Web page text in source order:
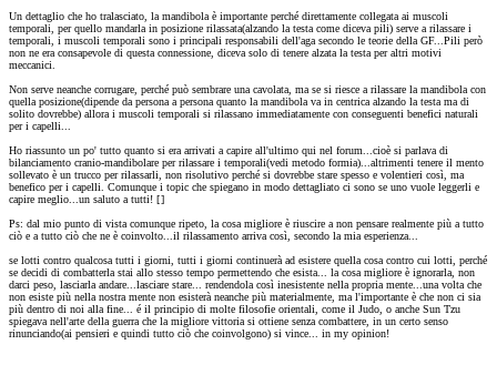
Un dettaglio che ho tralasciato, la mandibola è importante perché direttamente collegata ai muscoli
temporali, per quello mandarla in posizione rilassata(alzando la testa come diceva pili) serve a rilassare i
temporali, i muscoli temporali sono i principali responsabili dell'aga secondo le teorie della GF...Pili però
non ne era consapevole di questa connessione, diceva solo di tenere alzata la testa per altri motivi
meccanici.
Non serve neanche corrugare, perché può sembrare una cavolata, ma se si riesce a rilassare la mandibola con
quella posizione(dipende da persona a persona quanto la mandibola va in centrica alzando la testa ma di
solito dovrebbe) allora i muscoli temporali si rilassano immediatamente con conseguenti benefici naturali
per i capelli...
Ho riassunto un po' tutto quanto si era arrivati a capire all'ultimo qui nel forum...cioè si parlava di
bilanciamento cranio-mandibolare per rilassare i temporali(vedi metodo formia)...altrimenti tenere il mento
sollevato è un trucco per rilassarli, non risolutivo perché si dovrebbe stare spesso e volentieri così, ma
benefico per i capelli. Comunque i topic che spiegano in modo dettagliato ci sono se uno vuole leggerli e
capire meglio...un saluto a tutti! []
Ps: dal mio punto di vista comunque ripeto, la cosa migliore è riuscire a non pensare realmente più a tutto
ciò e a tutto ciò che ne è coinvolto...il rilassamento arriva così, secondo la mia esperienza...
se lotti contro qualcosa tutti i giorni, tutti i giorni continuerà ad esistere quella cosa contro cui lotti, perché
se decidi di combatterla stai allo stesso tempo permettendo che esista... la cosa migliore è ignorarla, non
darci peso, lasciarla andare...lasciare stare... rendendola così inesistente nella propria mente...una volta che
non esiste più nella nostra mente non esisterà neanche più materialmente, ma l'importante è che non ci sia
più dentro di noi alla fine... é il principio di molte filosofie orientali, come il Judo, o anche Sun Tzu
spiegava nell'arte della guerra che la migliore vittoria si ottiene senza combattere, in un certo senso
rinunciando(ai pensieri e quindi tutto ciò che coinvolgono) si vince... in my opinion!